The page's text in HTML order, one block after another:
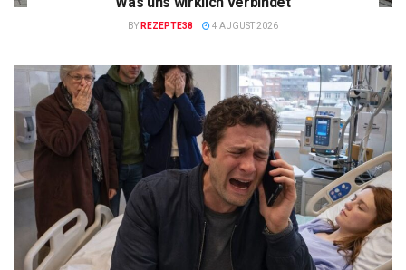
BY REZEPTE38 4 AUGUST 2026